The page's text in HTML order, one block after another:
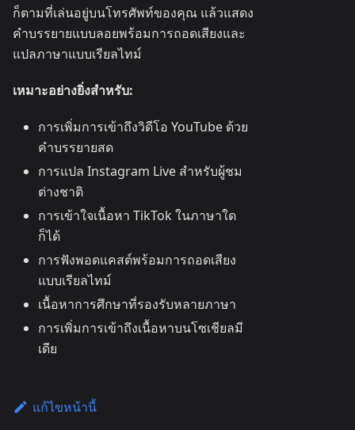
ก็ตามที่เล่นอยู่บนโทรศัพท์ของคุณ แล้วแสดง
คำบรรยายแบบลอยพร้อมการถอดเสียงและ
แปลภาษาแบบเรียลไทม์
เหมาะอย่างยิ่งสำหรับ:
การเพิ่มการเข้าถึงวิดีโอ YouTube ด้วย
คำบรรยายสด
การแปล Instagram Live สำหรับผู้ชม
ต่างชาติ
การเข้าใจเนื้อหา TikTok ในภาษาใด
ก็ได้
การฟังพอดแคสต์พร้อมการถอดเสียง
แบบเรียลไทม์
เนื้อหาการศึกษาที่รองรับหลายภาษา
การเพิ่มการเข้าถึงเนื้อหาบนโซเชียลมี
เดีย
แก้ไขหน้านี้